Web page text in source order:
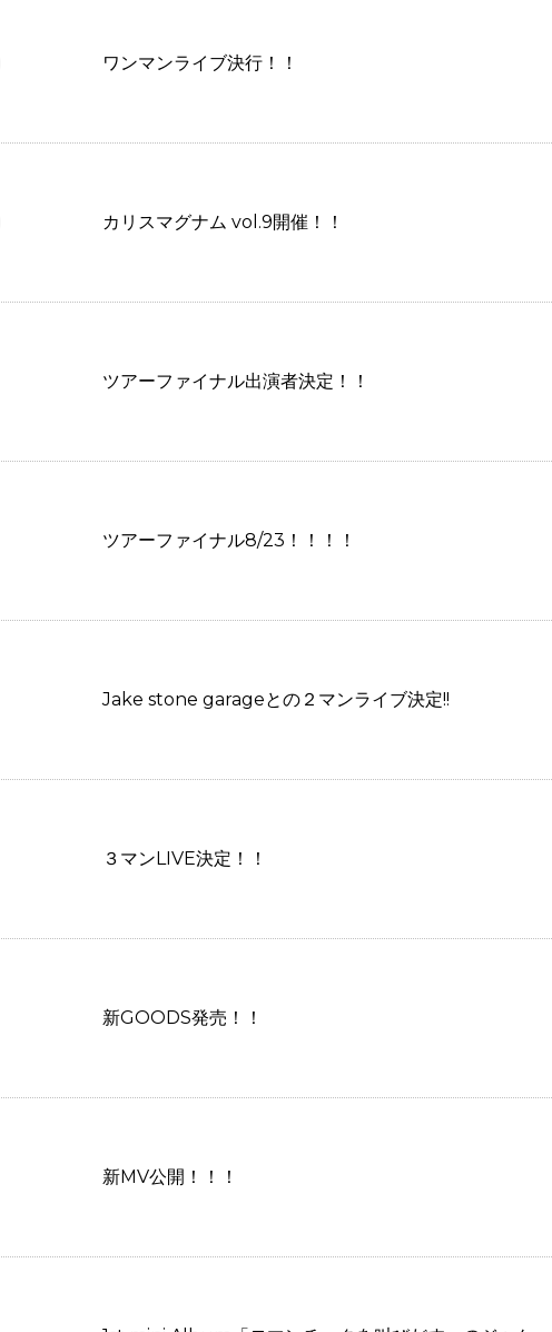
ワンマンライブ決行！！
カリスマグナム vol.9開催！！
ツアーファイナル出演者決定！！
ツアーファイナル8/23！！！！
Jake stone garageとの２マンライブ決定!!
３マンLIVE決定！！
新GOODS発売！！
新MV公開！！！